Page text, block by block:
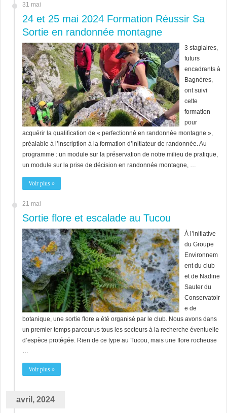
31 mai
24 et 25 mai 2024 Formation Réussir Sa
Sortie en randonnée montagne
3 stagiaires,
futurs
encadrants à
Bagnères,
ont suivi
cette
formation
pour
acquérir la qualification de « perfectionné en randonnée montagne »,
préalable à l’inscription à la formation d’initiateur de randonnée. Au
programme : un module sur la préservation de notre milieu de pratique,
un module sur la prise de décision en randonnée montagne, …
Voir plus »
21 mai
Sortie flore et escalade au Tucou
À l’initiative
du Groupe
Environnem
ent du club
et de Nadine
Sauter du
Conservatoir
e de
botanique, une sortie flore a été organisé par le club. Nous avons dans
un premier temps parcourus tous les secteurs à la recherche éventuelle
d’espèce protégée. Rien de ce type au Tucou, mais une flore rocheuse
Voir plus »
avril, 2024